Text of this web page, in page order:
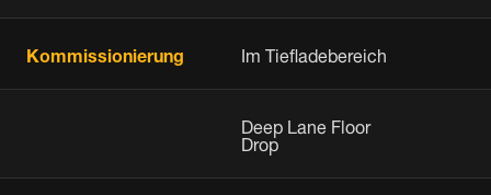
Kommissionierung Im Tiefladebereich
Deep Lane Floor
Drop